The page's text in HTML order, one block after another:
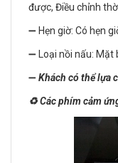
được, Điều chỉnh
➖ Hẹn giờ: Có hẹn
➖ Loại nồi nấu:
➖ Khách có thể lựa
♻️ Các phím cảm